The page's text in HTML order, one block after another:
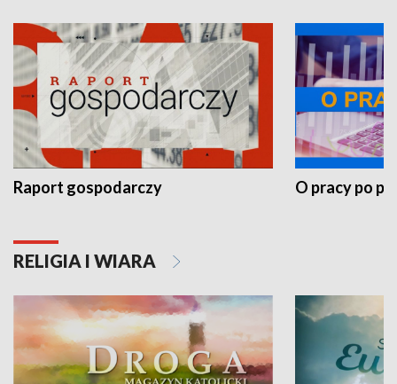
Raport gospodarczy O pracy po
RELIGIA I WIARA